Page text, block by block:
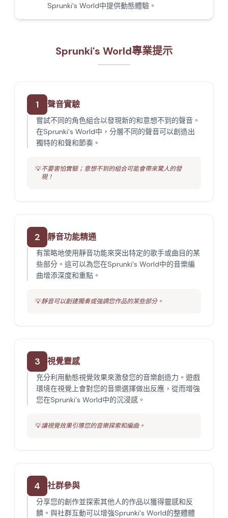
Sprunki's World中提供動態體驗。
Sprunki's World專業提示
1 聲音實驗
嘗試不同的角色組合以發現新的和意想不到的聲音。
在Sprunki's World中，分層不同的聲音可以創造出
獨特的和聲和節奏。
💡不要害怕實驗；意想不到的組合可能會帶來驚人的發
現！
2 靜音功能精通
有策略地使用靜音功能來突出特定的歌手或曲目的某
些部分。這可以為您在Sprunki's World中的音樂編
曲增添深度和重點。
💡靜音可以創建獨奏或強調您作品的某些部分。
3 視覺靈感
充分利用動態視覺效果來激發您的音樂創造力。遊戲
環境在視覺上會對您的音樂選擇做出反應，從而增強
您在Sprunki's World中的沉浸感。
💡讓視覺效果引導您的音樂探索和編曲。
4 社群參與
分享您的創作並探索其他人的作品以獲得靈感和反
饋。與社群互動可以增強Sprunki's World的整體體